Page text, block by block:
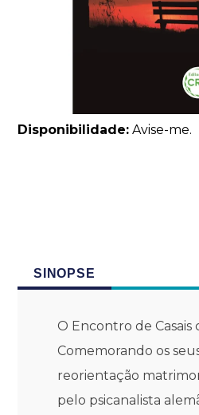
Disponibilidade: Avise-me.
SINOPSE
O Encontro de Casais
Comemorando os
reorientação
pelo psicanalista